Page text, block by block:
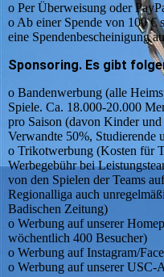
o Per Überweisung oder
o Ab einer Spende von 100 €
eine Spendenbescheinigung
Sponsoring. Es gibt
o Bandenwerbung (alle
Spiele. Ca. 18.000-20.000
pro Saison (davon Kinder
Verwandte 50%, Studierende
o Trikotwerbung (Kosten für
Werbegebühr bei
von den Spielen der Teams
Regionalliga auch
Badischen Zeitung)
o Werbung auf unserer
wöchentlich 400 Besucher)
o Werbung auf Instagram/
o Werbung auf unserer USC-